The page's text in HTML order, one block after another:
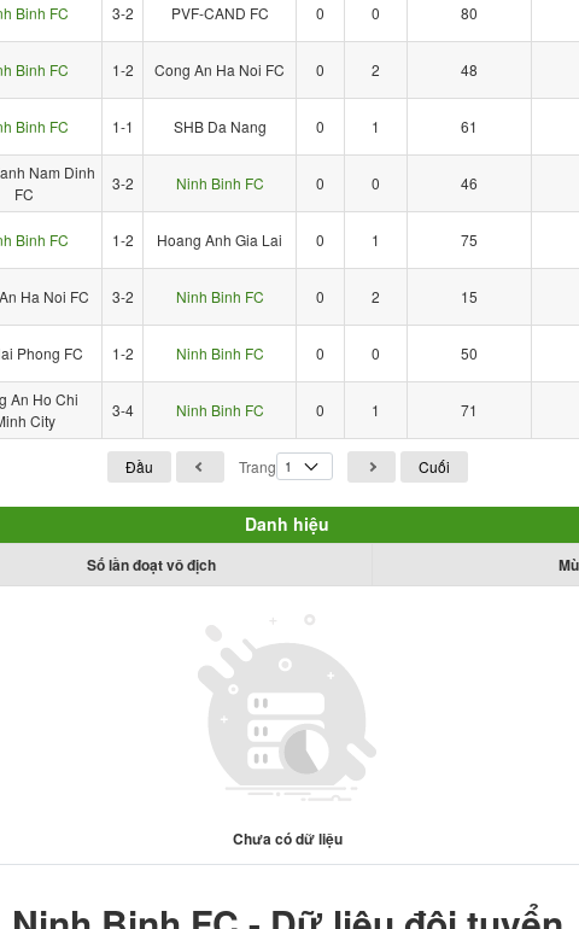
Binh FC 3-2 PVF-CAND FC 0 0 80
Binh FC 1-2 Cong An Ha Noi FC 0 2 48
Binh FC 1-1 SHB Da Nang 0 1 61
Nam Dinh
FC
3-2 Ninh Binh FC 0 0 46
Binh FC 1-2 Hoang Anh Gia Lai 0 1 75
Ha Noi FC 3-2 Ninh Binh FC 0 2 15
Phong FC 1-2 Ninh Binh FC 0 0 50
An Ho Chi
City
3-4 Ninh Binh FC 0 1 71
Đầu Trang Cuối
Danh hiệu
Số lần đoạt vô địch
Chưa có dữ liệu